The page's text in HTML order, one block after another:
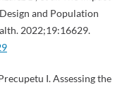
and Population
2022;19:16629.
I. Assessing the